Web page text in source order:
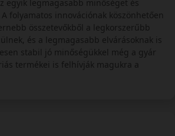
egyik legmagasabb minőséget és
folyamatos innovációnak köszönhetően
összetevőkből a legkorszerűbb
és a legmagasabb elvárásoknak is
stabil jó minőségükkel még a gyár
termékei is felhívják magukra a